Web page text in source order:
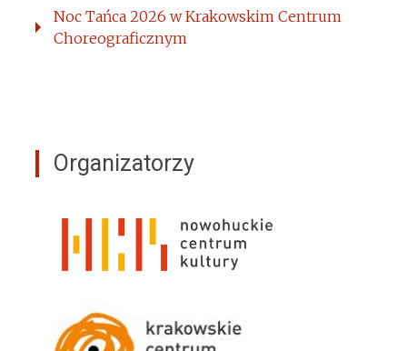
Noc Tańca 2026 w Krakowskim Centrum
Choreograficznym
Organizatorzy